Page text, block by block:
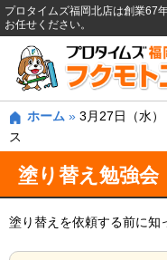
プロタイムズ福岡北店は創業67
お任せください。
ホーム » 3月27日（水
ス
塗り替え勉強会
塗り替えを依頼する前に知